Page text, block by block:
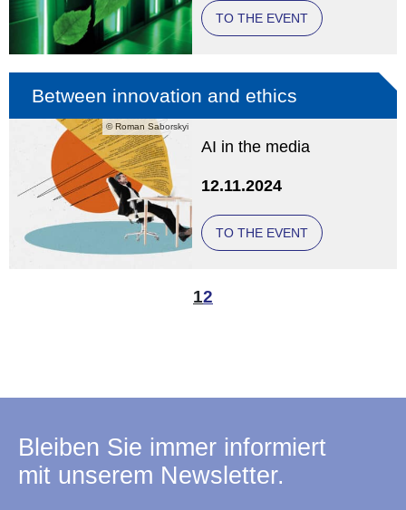
TO THE EVENT
© Roman Saborskyi
Between innovation and ethics
AI in the media
12.11.2024
TO THE EVENT
12
Bleiben Sie immer informiert
mit unserem Newsletter.